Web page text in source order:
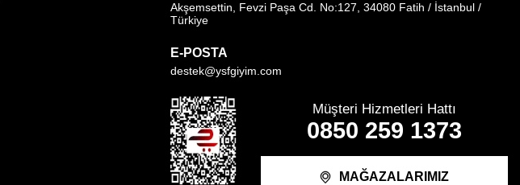
Akşemsettin, Fevzi Paşa Cd. No:127, 34080 Fatih / İstanbul /
Türkiye
E-POSTA
destek@ysfgiyim.com
Müşteri Hizmetleri Hattı
0850 259 1373
MAĞAZALARIMIZ